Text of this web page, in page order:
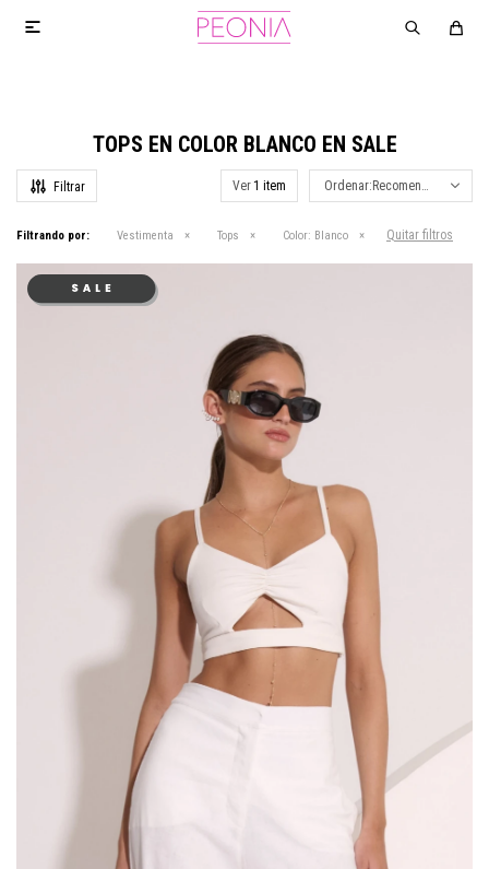

TOPS EN COLOR BLANCO EN SALE
Ver Recomendados
Filtrando por: Vestimenta Tops Color: Blanco Quitar filtros